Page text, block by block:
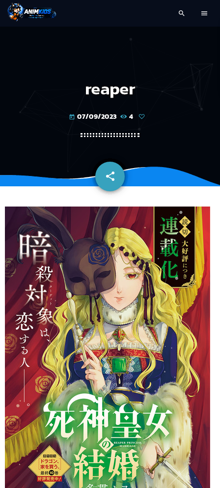
search menu
reaper
today 07/09/2023 4
share
email